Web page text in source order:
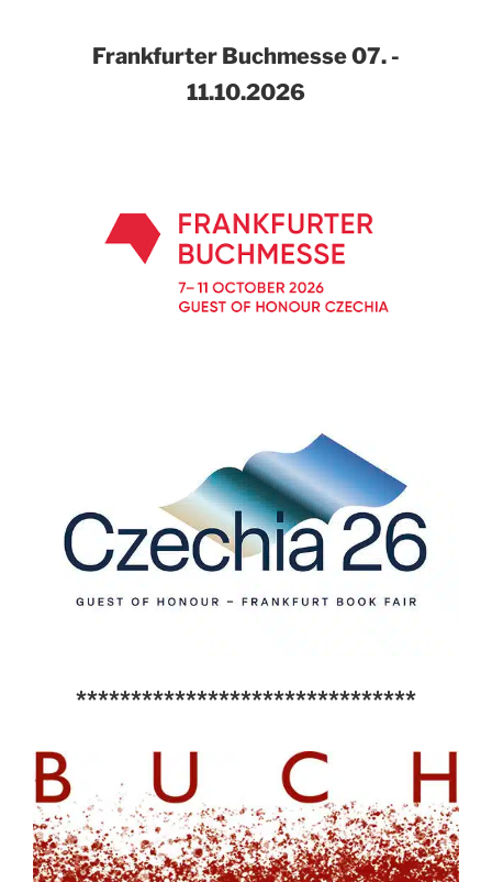
Frankfurter Buchmesse07. -
11.10.2026
*******************************